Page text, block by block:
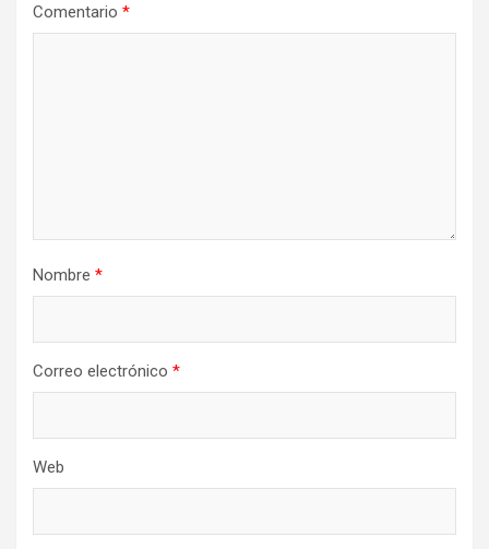
Comentario *
Nombre *
Correo electrónico *
Web